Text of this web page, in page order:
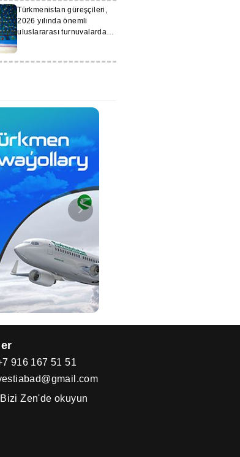
Türkmenistan güreşçileri,
2026 yılında önemli
uluslararası turnuvalarda
916 167 51 51
Bizi Zen'de okuyun